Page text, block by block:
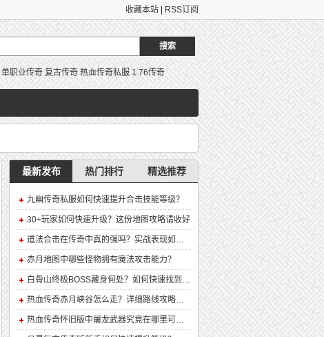
收藏本站 RSS订阅
单职业传奇 复古传奇 热血传奇私服 1.76传奇
最新发布 热门排行 精选推荐
九幽传奇私服如何快速提升合击技能等级？
30+玩家如何快速升级？这份地图攻略请收好
道法合击在传奇中真的强吗？实战表现如何？
赤月地图中哪些怪物拥有魔法攻击能力？
白骨山终极BOSS藏身何处？如何快速找到并击败它？
热血传奇赤月峡谷怎么走？详细路线攻略解析
热血传奇怀旧版中屠龙武器究竟在哪里可以合成？